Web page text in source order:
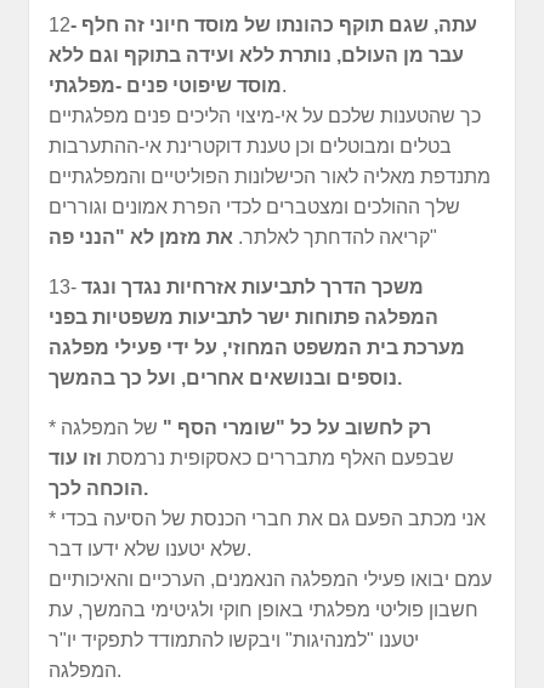
12- עתה, שגם תוקף כהונתו של מוסד חיוני זה חלף
עבר מן העולם, נותרת ללא ועידה בתוקף וגם ללא
מוסד שיפוטי פנים -מפלגתי.
כך שהטענות שלכם על אי-מיצוי הליכים פנים מפלגתיים
בטלים ומבוטלים וכן טענת דוקטרינת אי-ההתערבות
מתנדפת מאליה לאור הכישלונות הפוליטיים והמפלגתיים
שלך ההולכים ומצטברים לכדי הפרת אמונים וגוררים
קריאה להדחתך לאלתר. את מזמן לא "הנני פה "
13- משכך הדרך לתביעות אזרחיות נגדך ונגד
המפלגה פתוחות ישר לתביעות משפטיות בפני
מערכת בית המשפט המחוזי, על ידי פעילי מפלגה
נוספים ובנושאים אחרים, ועל כך בהמשך.
* רק לחשוב על כל "שומרי הסף " של המפלגה
שבפעם האלף מתבררים כאסקופית נרמסת וזו עוד
הוכחה לכך.
* אני מכתב הפעם גם את חברי הכנסת של הסיעה בכדי
שלא יטענו שלא ידעו דבר.
עמם יבואו פעילי המפלגה הנאמנים, הערכיים והאיכותיים
חשבון פוליטי מפלגתי באופן חוקי ולגיטימי בהמשך, עת
יטענו "למנהיגות" ויבקשו להתמודד לתפקיד יו"ר
המפלגה.